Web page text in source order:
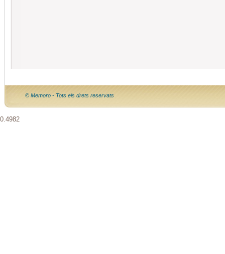
© Memoro - Tots els drets reservats
0.4982